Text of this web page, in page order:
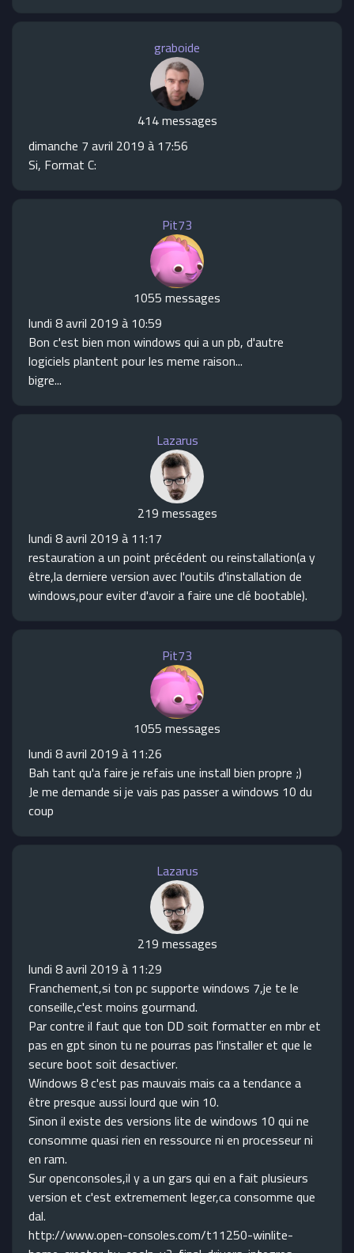
graboide
414 messages
dimanche 7 avril 2019 à 17:56
Si, Format C:
Pit73
1055 messages
lundi 8 avril 2019 à 10:59
Bon c'est bien mon windows qui a un pb, d'autre
logiciels plantent pour les meme raison...
bigre...
Lazarus
219 messages
lundi 8 avril 2019 à 11:17
restauration a un point précédent ou reinstallation(a y
être,la derniere version avec l'outils d'installation de
windows,pour eviter d'avoir a faire une clé bootable).
Pit73
1055 messages
lundi 8 avril 2019 à 11:26
Bah tant qu'a faire je refais une install bien propre ;)
Je me demande si je vais pas passer a windows 10 du
coup
Lazarus
219 messages
lundi 8 avril 2019 à 11:29
Franchement,si ton pc supporte windows 7,je te le
conseille,c'est moins gourmand.
Par contre il faut que ton DD soit formatter en mbr et
pas en gpt sinon tu ne pourras pas l'installer et que le
secure boot soit desactiver.
Windows 8 c'est pas mauvais mais ca a tendance a
être presque aussi lourd que win 10.
Sinon il existe des versions lite de windows 10 qui ne
consomme quasi rien en ressource ni en processeur ni
en ram.
Sur openconsoles,il y a un gars qui en a fait plusieurs
version et c'est extremement leger,ca consomme que
dal.
http://www.open-consoles.com/t11250-winlite-